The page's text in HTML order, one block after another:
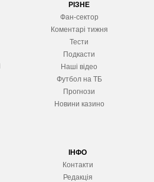
РІЗНЕ
Фан-сектор
Коментарі тижня
Тести
Подкасти
Наші відео
Футбол на ТБ
Прогнози
Новини казино
ІНФО
Контакти
Редакція